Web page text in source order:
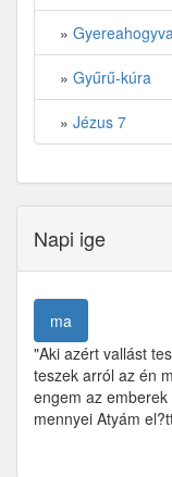
»
» Gyűrű-kúra
» Jézus 7
Napi ige
ma
"Aki azért vallást
teszek arról az én
engem az
mennyei Atyám